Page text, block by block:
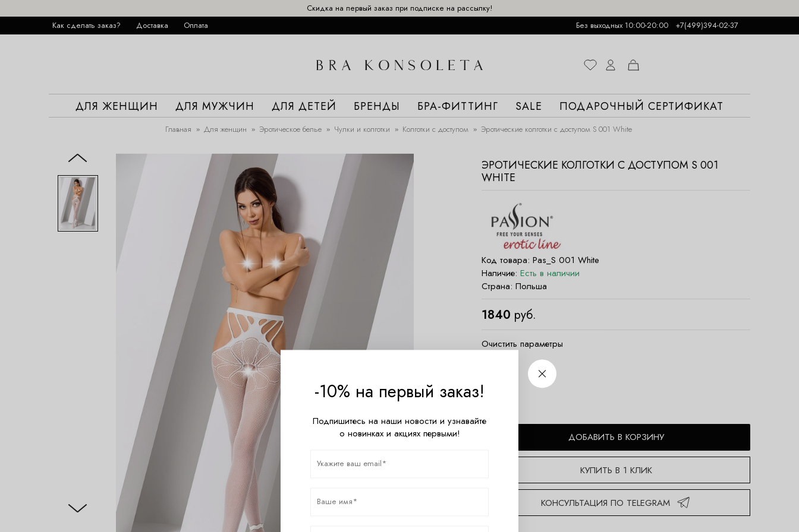
Скидка на первый заказ при подписке на рассылку!
Как сделать заказ?
Доставка Оплата Без выходных 10:00-20:00 +7(499)394-02-37
ДЛЯ ЖЕНЩИН ДЛЯ МУЖЧИН ДЛЯ ДЕТЕЙ БРЕНДЫ БРА-ФИТТИНГ SALE ПОДАРОЧНЫЙ СЕРТИФИКАТ
Главная Для женщин Эротическое белье Чулки и колготки Колготки с доступом Эротические колготки с доступом S 001 White
ЭРОТИЧЕСКИЕ КОЛГОТКИ С ДОСТУПОМ S 001
WHITE
Код товара: Pas_S 001 White
Наличие: Есть в наличии
Страна: Польша
1840 руб.
Очистить параметры
ДОБАВИТЬ В КОРЗИНУ
КУПИТЬ В 1 КЛИК
КОНСУЛЬТАЦИЯ ПО TELEGRAM
-10% на первый заказ!
Подпишитесь на наши новости и узнавайте
о новинках и акциях первыми!